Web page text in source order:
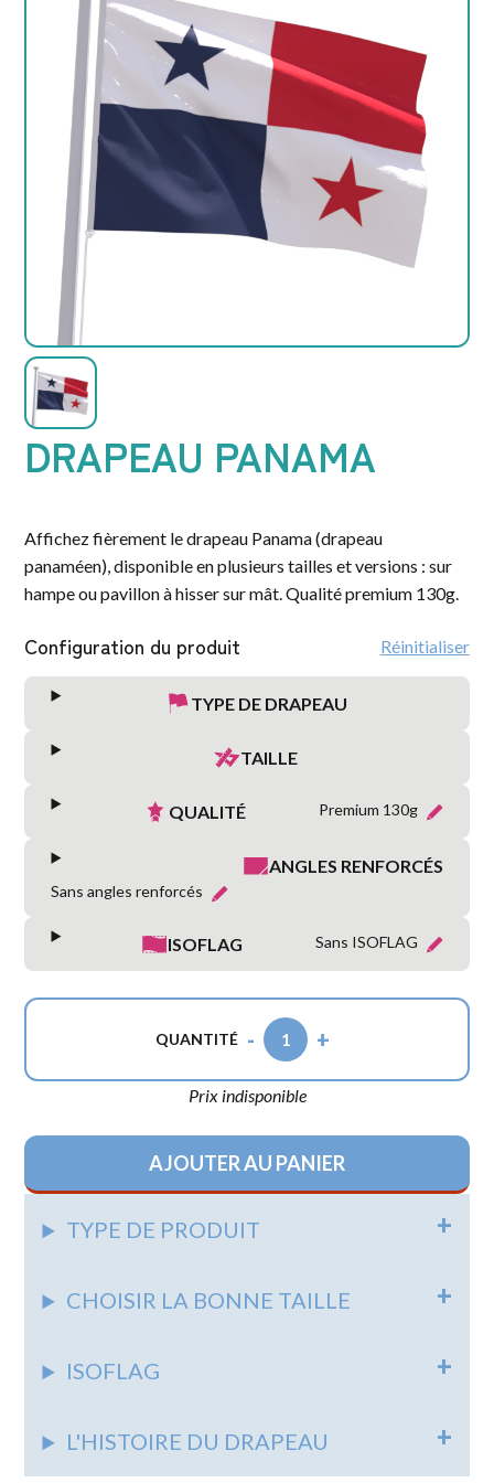
DRAPEAU PANAMA
Affichez fièrement le drapeau Panama (drapeau
panaméen), disponible en plusieurs tailles et versions : sur
hampe ou pavillon à hisser sur mât. Qualité premium 130g.
Configuration du produit Réinitialiser
TYPE DE DRAPEAU
TAILLE
QUALITÉ Premium 130g
ANGLES RENFORCÉS
Sans angles renforcés
ISOFLAG Sans ISOFLAG
QUANTITÉ - 1 +
Prix indisponible
AJOUTER AU PANIER
TYPE DE PRODUIT
CHOISIR LA BONNE TAILLE
ISOFLAG
L'HISTOIRE DU DRAPEAU